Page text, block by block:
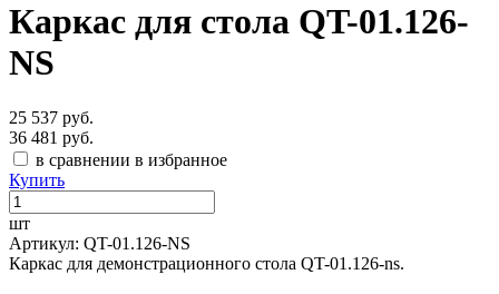
Каркас для стола QT-01.126-
NS
25 537 руб.
36 481 руб.
в сравнении в избранное
Купить
шт
Артикул: QT-01.126-NS
Каркас для демонстрационного стола QT-01.126-ns.